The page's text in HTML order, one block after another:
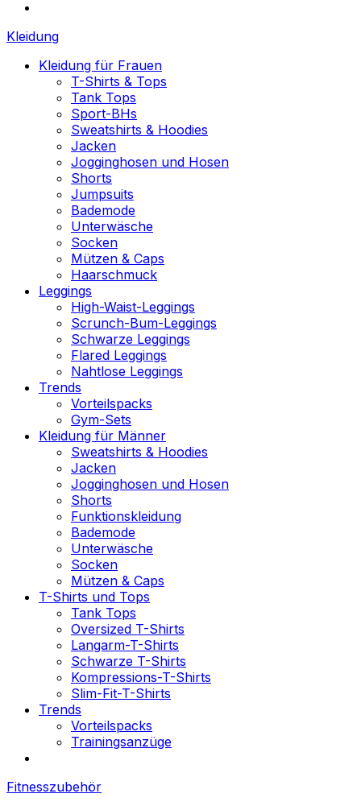
Kleidung
Kleidung für Frauen
T-Shirts & Tops
Tank Tops
Sport-BHs
Sweatshirts & Hoodies
Jacken
Jogginghosen und Hosen
Shorts
Jumpsuits
Bademode
Unterwäsche
Socken
Mützen & Caps
Haarschmuck
Leggings
High-Waist-Leggings
Scrunch-Bum-Leggings
Schwarze Leggings
Flared Leggings
Nahtlose Leggings
Trends
Vorteilspacks
Gym-Sets
Kleidung für Männer
Sweatshirts & Hoodies
Jacken
Jogginghosen und Hosen
Shorts
Funktionskleidung
Bademode
Unterwäsche
Socken
Mützen & Caps
T-Shirts und Tops
Tank Tops
Oversized T-Shirts
Langarm-T-Shirts
Schwarze T-Shirts
Kompressions-T-Shirts
Slim-Fit-T-Shirts
Trends
Vorteilspacks
Trainingsanzüge
Fitnesszubehör